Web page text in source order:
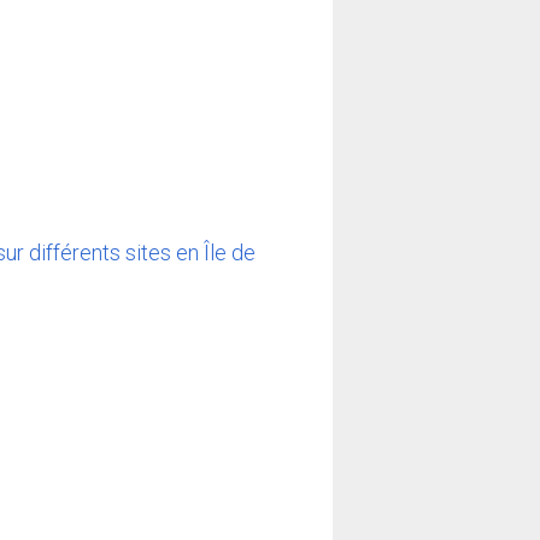
différents sites en Île de